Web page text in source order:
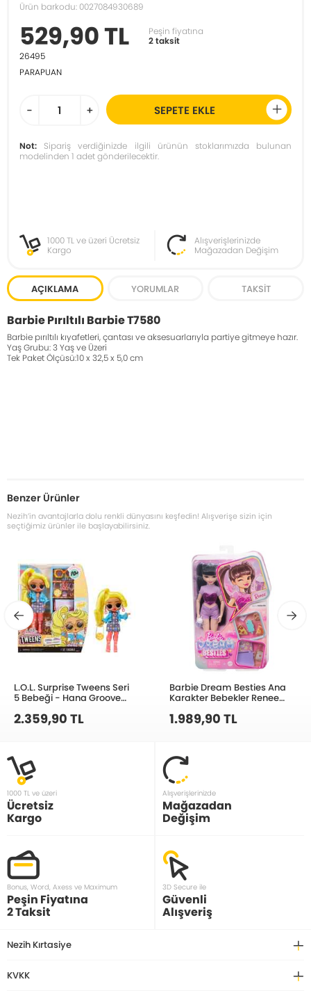
Ürün barkodu: 0027084930689
529,90 TL
Peşin fiyatına
2 taksit
26495
PARAPUAN
- + SEPETE EKLE
Not: Sipariş verdiğinizde ilgili ürünün stoklarımızda bulunan
modelinden 1 adet gönderilecektir.
1000 TL ve üzeri Ücretsiz
Kargo
Alışverişlerinizde
Mağazadan Değişim
AÇIKLAMA YORUMLAR TAKSIT
Barbie Pırıltılı Barbie T7580
Barbie pırıltılı kıyafetleri, çantası ve aksesuarlarıyla partiye gitmeye hazır.
Yaş Grubu: 3 Yaş ve Üzeri
Tek Paket Ölçüsü:10 x 32,5 x 5,0 cm
Benzer Ürünler
Nezih’in avantajlarla dolu renkli dünyasını keşfedin! Alışverişe sizin için
seçtiğimiz ürünler ile başlayabilirsiniz.
L.O.L. Surprise Tweens Seri
5 Bebeği - Hana Groove
2.359,90 TL
Barbie Dream Besties Ana
Karakter Bebekler Renee
1.989,90 TL
1000 TL ve üzeri
Ücretsiz
Kargo
Alışverişlerinizde
Mağazadan
Değişim
Bonus, Word, Axess ve Maximum
Peşin Fiyatına
2 Taksit
3D Secure ile
Güvenli
Alışveriş
Nezih Kırtasiye
KVKK